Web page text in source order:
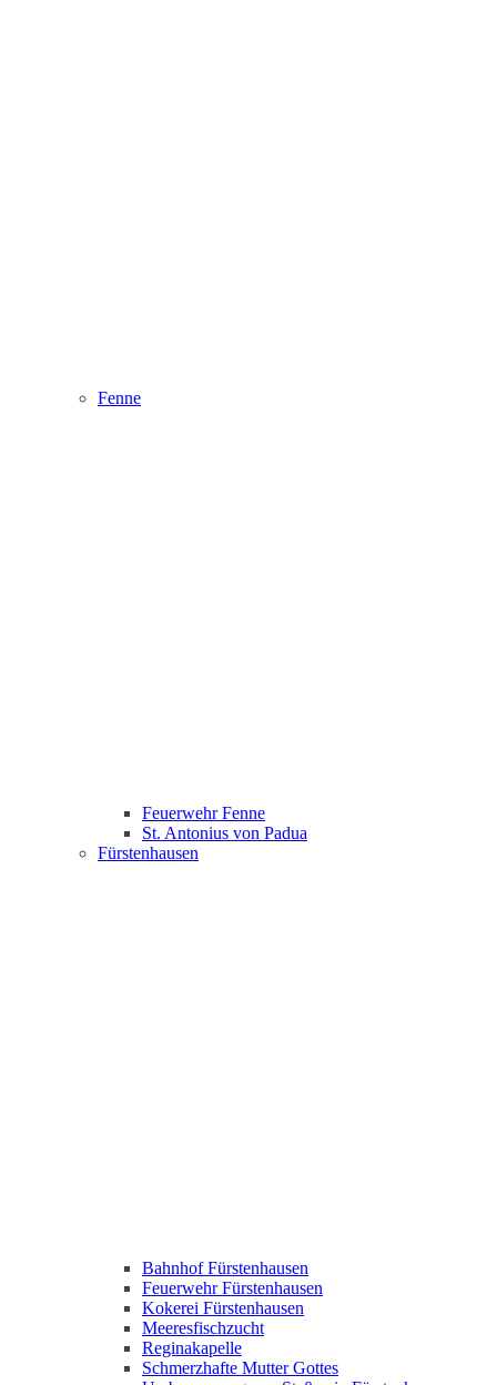
Fenne
Feuerwehr Fenne
St. Antonius von Padua
Fürstenhausen
Bahnhof Fürstenhausen
Feuerwehr Fürstenhausen
Kokerei Fürstenhausen
Meeresfischzucht
Reginakapelle
Schmerzhafte Mutter Gottes